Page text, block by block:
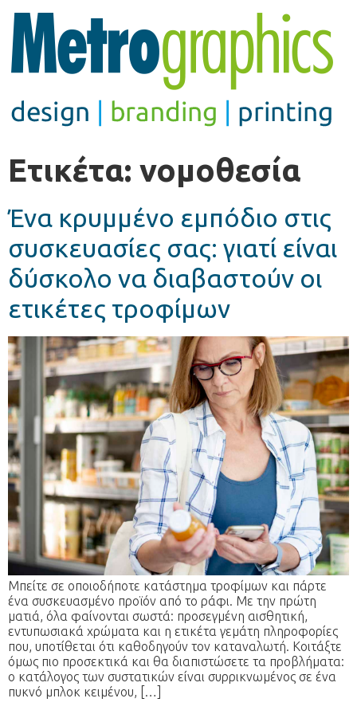
Ετικέτα: νομοθεσία
Ένα κρυμμένο εμπόδιο στις
συσκευασίες σας: γιατί είναι
δύσκολο να διαβαστούν οι
ετικέτες τροφίμων
Μπείτε σε οποιοδήποτε κατάστημα τροφίμων και πάρτε
ένα συσκευασμένο προϊόν από το ράφι. Με την πρώτη
ματιά, όλα φαίνονται σωστά: προσεγμένη αισθητική,
εντυπωσιακά χρώματα και η ετικέτα γεμάτη πληροφορίες
που, υποτίθεται ότι καθοδηγούν τον καταναλωτή. Κοιτάξτε
όμως πιο προσεκτικά και θα διαπιστώσετε τα προβλήματα:
ο κατάλογος των συστατικών είναι συρρικνωμένος σε ένα
πυκνό μπλοκ κειμένου, […]